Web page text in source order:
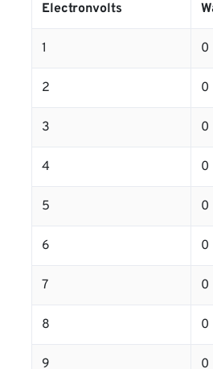
Electronvolts
1 0
2 0
3 0
4 0
5 0
6 0
7 0
8 0
9 0